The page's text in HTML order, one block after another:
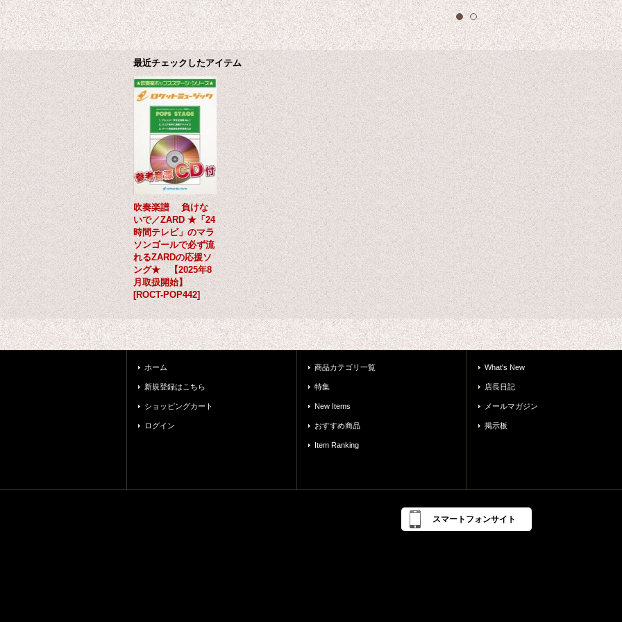
最近チェックしたアイテム
吹奏楽譜 負けな
いで／ZARD ★「24
時間テレビ」のマラ
ソンゴールで必ず流
れるZARDの応援ソ
ング★ 【2025年8
月取扱開始】
[ROCT-POP442]
ホーム
新規登録はこちら
ショッピングカート
ログイン
商品カテゴリ一覧
特集
New Items
おすすめ商品
Item Ranking
What's New
店長日記
メールマガジン
掲示板
スマートフォンサイト